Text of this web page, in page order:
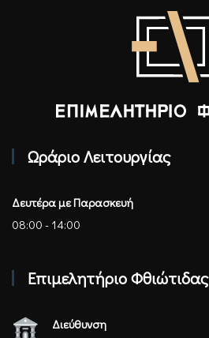
Ωράριο Λειτουργίας
Δευτέρα με Παρασκευή
08:00 - 14:00
Επιμελητήριο Φθιώτιδας
Διεύθυνση